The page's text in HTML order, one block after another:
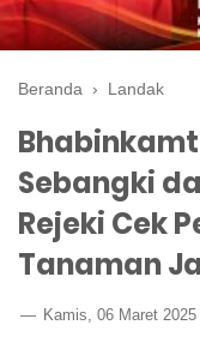
Beranda › Landak
Sebangki
Rejeki Cek
Tanaman
Kamis, 06 Maret 2025